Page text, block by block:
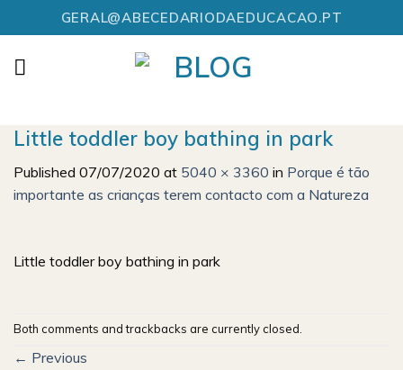
to
content
GERAL@ABECEDARIODAEDUCACAO.PT
Little toddler boy bathing in park
Published 07/07/2020 at 5040 × 3360 in Porque é tão
importante as crianças terem contacto com a Natureza
Little toddler boy bathing in park
Both comments and trackbacks are currently closed.
← Previous